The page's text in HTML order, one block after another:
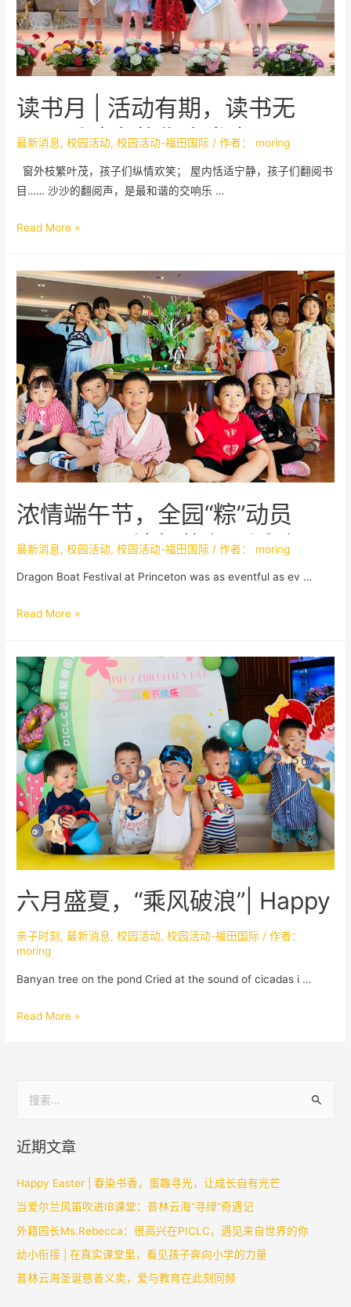
读书月 | 活动有期，读书无
尽，爱读书的你会发光
最新消息,校园活动,校园活动-福田国际 / 作者： moring
窗外枝繁叶茂，孩子们纵情欢笑； 屋内恬适宁静，孩子们翻阅书
目…… 沙沙的翻阅声，是最和谐的交响乐 …
Read More »
浓情端午节，全园“粽”动员
——PICLC端午节主题活动
最新消息,校园活动,校园活动-福田国际 / 作者： moring
Dragon Boat Festival at Princeton was as eventful as ev …
Read More »
六月盛夏，“乘风破浪”| Happy
Children’s Day
亲子时刻 ,最新消息,校园活动,校园活动-福田国际 / 作者：
moring
Banyan tree on the pond Cried at the sound of cicadas i …
Read More »
近期文章
Happy Easter | 春染书香，蛋趣寻光，让成长自有光芒
当爱尔兰风笛吹进IB课堂：普林云海“寻绿”奇遇记
外籍园长Ms.Rebecca：很高兴在PICLC，遇见来自世界的你
幼小衔接 | 在真实课堂里，看见孩子奔向小学的力量
普林云海圣诞慈善义卖，爱与教育在此刻同频